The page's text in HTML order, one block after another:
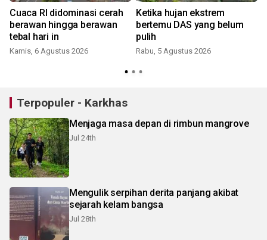
Cuaca RI didominasi cerah
berawan hingga berawan
tebal hari in
Kamis, 6 Agustus 2026
Ketika hujan ekstrem
bertemu DAS yang belum
pulih
Rabu, 5 Agustus 2026
Terpopuler - Karkhas
Menjaga masa depan di rimbun mangrove
Jul 24th
Mengulik serpihan derita panjang akibat
sejarah kelam bangsa
Jul 28th